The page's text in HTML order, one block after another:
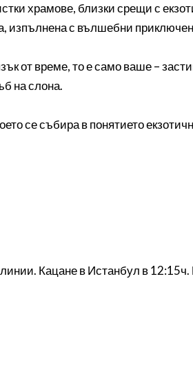
храмове, близки срещи с
изпълнена с вълшебни
от време, то е само ваше –
на слона.
се събира в понятието
Кацане в Истанбул в